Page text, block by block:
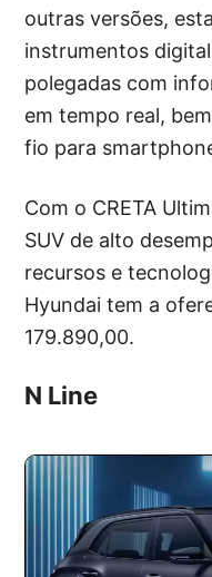
outras versões,
instrumentos
polegadas com
em tempo real,
fio para
Com o CRETA
SUV de alto
recursos e
Hyundai tem a
179.890,00.
N Line